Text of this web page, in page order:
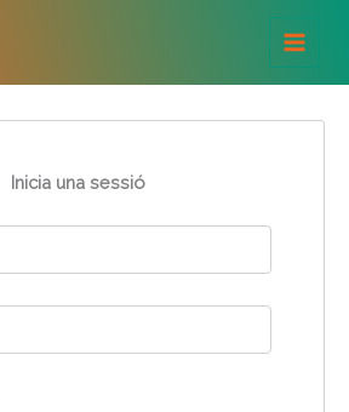
Inicia una sessió